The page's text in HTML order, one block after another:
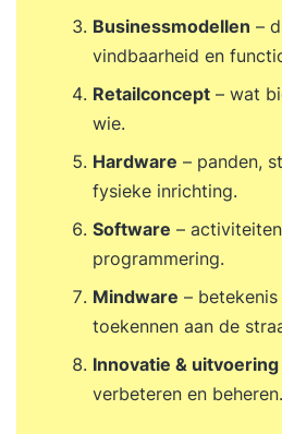
Businessmodellen –
vindbaarheid en
Retailconcept – wat
wie.
Hardware – panden,
fysieke inrichting.
Software –
programmering.
Mindware –
toekennen aan de
Innovatie & uitvoering
verbeteren en beheren.